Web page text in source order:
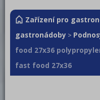
Zařízení pro
gastronádoby >
food 27x36
fast food 27x36